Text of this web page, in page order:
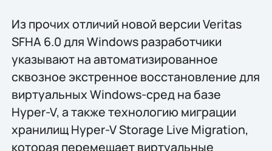
Из прочих отличий новой версии Veritas
SFHA 6.0 для Windows разработчики
указывают на автоматизированное
сквозное экстренное восстановление для
виртуальных Windows-сред на базе
Hyper-V, а также технологию миграции
хранилищ Hyper-V Storage Live Migration,
которая перемещает виртуальные